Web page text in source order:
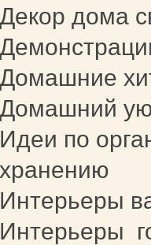
Декор дома
Домашние
Домашний
Идеи по
хранению
Интерьеры
Интерьеры